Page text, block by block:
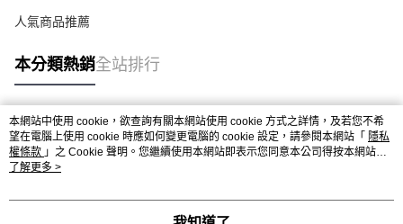
人氣商品推薦
本分類熱銷全站排行
熱門標籤
本網站中使用 cookie，欲查詢有關本網站使用 cookie 方式之詳情，及若您不希
望在電腦上使用 cookie 時應如何變更電腦的 cookie 設定，請參閱本網站「 隱私
權條款 」之 Cookie 聲明。您繼續使用本網站即表示您同意本公司得按本網站使
用條款之 Cookie 聲明使用 cookie。
了解更多 >